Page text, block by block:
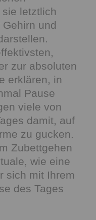
letztlich
und
zur absoluten
erklären, in
Pause
viele von
damit, auf
zu gucken.
Zubettgehen
wie eine
sich mit Ihrem
des Tages